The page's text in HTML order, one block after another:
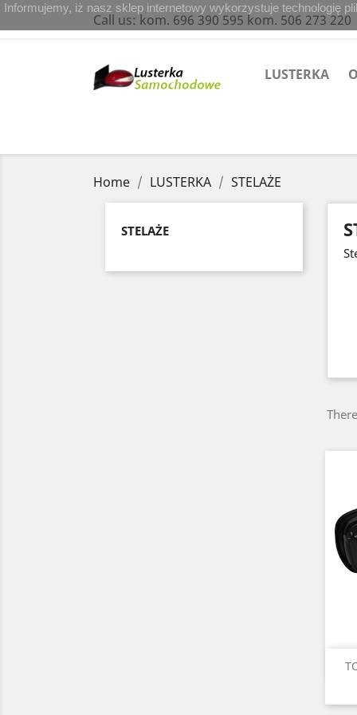
Call us:kom. 696 390 595 kom. 506 273 220
LUSTERKA
Home LUSTERKA STELAŻE
STELAŻE
Informujemy, iż nasz sklep internetowy wykorzystuje technologię